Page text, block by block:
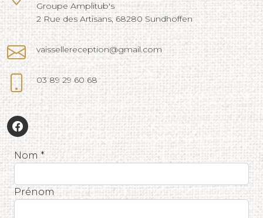
Groupe Amplitub's
2 Rue des Artisans, 68280 Sundhoffen
vaissellereception@gmail.com
03 89 29 60 68
Nom *
Prénom